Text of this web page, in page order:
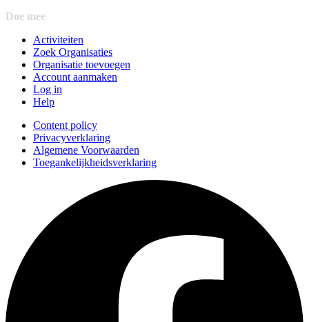
Doe mee
Activiteiten
Zoek Organisaties
Organisatie toevoegen
Account aanmaken
Log in
Help
Content policy
Privacyverklaring
Algemene Voorwaarden
Toegankelijkheidsverklaring